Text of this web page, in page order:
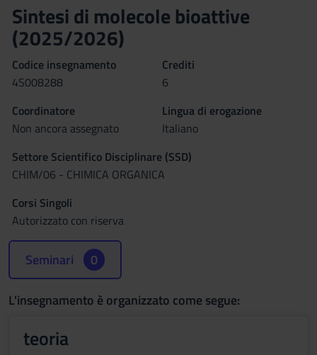
Sintesi di molecole bioattive
(2025/2026)
Codice insegnamento
4S008288
Crediti
6
Coordinatore
Non ancora assegnato
Lingua di erogazione
Italiano
Settore Scientifico Disciplinare (SSD)
CHIM/06 - CHIMICA ORGANICA
Corsi Singoli
Autorizzato con riserva
Seminari 0
L'insegnamento è organizzato come segue:
teoria